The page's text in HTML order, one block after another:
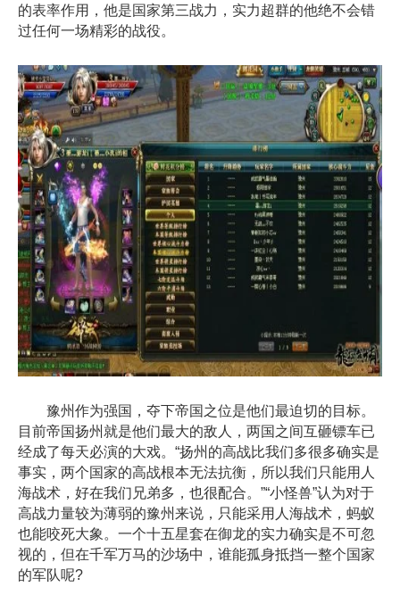
的表率作用，他是国家第三战力，实力超群的他绝不会错
过任何一场精彩的战役。
豫州作为强国，夺下帝国之位是他们最迫切的目标。
目前帝国扬州就是他们最大的敌人，两国之间互砸镖车已
经成了每天必演的大戏。“扬州的高战比我们多很多确实是
事实，两个国家的高战根本无法抗衡，所以我们只能用人
海战术，好在我们兄弟多，也很配合。”“小怪兽”认为对于
高战力量较为薄弱的豫州来说，只能采用人海战术，蚂蚁
也能咬死大象。一个十五星套在御龙的实力确实是不可忽
视的，但在千军万马的沙场中，谁能孤身抵挡一整个国家
的军队呢?